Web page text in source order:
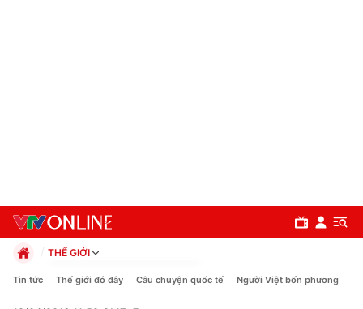
THẾ GIỚI
Chính trị
Tin tức Thế giới đó đây Câu chuyện quốc tế Người Việt bốn phương